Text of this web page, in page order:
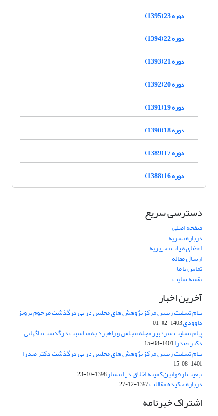
دوره 23 (1395)
دوره 22 (1394)
دوره 21 (1393)
دوره 20 (1392)
دوره 19 (1391)
دوره 18 (1390)
دوره 17 (1389)
دوره 16 (1388)
دسترسی سریع
صفحه اصلی
درباره نشریه
اعضای هیات تحریریه
ارسال مقاله
تماس با ما
نقشه سایت
آخرین اخبار
پیام تسلیت رییس مرکز پژوهش های مجلس در پی درگذشت مرحوم پرویز
داوودی1403-02-01
پیام تسلیت سردبیر مجله مجلس و راهبرد به مناسبت درگذشت ناگهانی
دکتر صدرا1401-08-15
پیام تسلیت رییس مرکز پژوهش های مجلس در پی درگذشت دکتر صدرا
1401-08-15
تبعیت از قوانین کمیته اخلاق در انتشار1398-10-23
درباره چکیده مقالات1397-12-27
اشتراک خبرنامه